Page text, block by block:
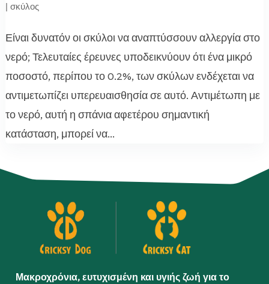
| σκύλος
Είναι δυνατόν οι σκύλοι να αναπτύσσουν αλλεργία στο
νερό; Τελευταίες έρευνες υποδεικνύουν ότι ένα μικρό
ποσοστό, περίπου το 0.2%, των σκύλων ενδέχεται να
αντιμετωπίζει υπερευαισθησία σε αυτό. Αντιμέτωπη με
το νερό, αυτή η σπάνια αφετέρου σημαντική
κατάσταση, μπορεί να...
Μακροχρόνια, ευτυχισμένη και υγιής ζωή για το